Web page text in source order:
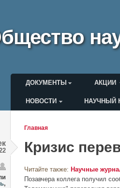
Главное меню
ДОКУМЕНТЫ АКЦИИ
Меню
НОВОСТИ НАУЧНЫЙ
Вы здесь
Главная
,
Кризис
Читайте также: Научные
Позавчера коллега получил